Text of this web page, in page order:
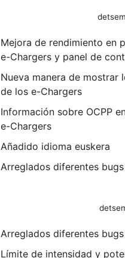
Mejora de rendimiento en
e-Chargers y panel de
Nueva manera de mostrar
de los e-Chargers
Información sobre OCPP
e-Chargers
Añadido idioma euskera
Arreglados diferentes
Arreglados diferentes
Límite de intensidad y